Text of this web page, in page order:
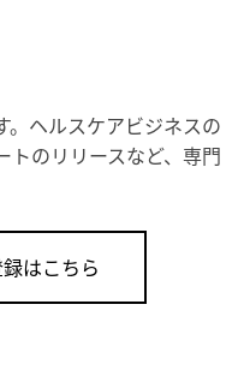
。ヘルスケアビジネスの
トのリリースなど、専門
はこちら